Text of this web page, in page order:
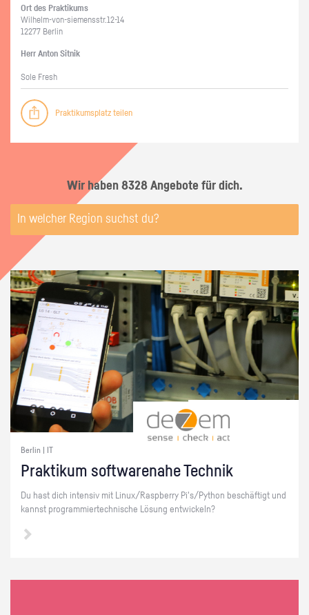
Ort des Prak­ti­kums
Wil­helm-von-sie­mens­str.12-14
12277 Ber­lin
Herr Anton Sit­nik
Sole Fresh
Praktikumsplatz teilen
Wir haben 8328 Angebote für dich.
Berlin | IT
Prak­ti­kum soft­ware­na­he Tech­nik
Du hast dich in­ten­siv mit Linux/Raspber­ry Pi's/Py­thon be­schäf­tigt und
kannst pro­gram­mier­tech­ni­sche Lö­sung ent­wi­ckeln?